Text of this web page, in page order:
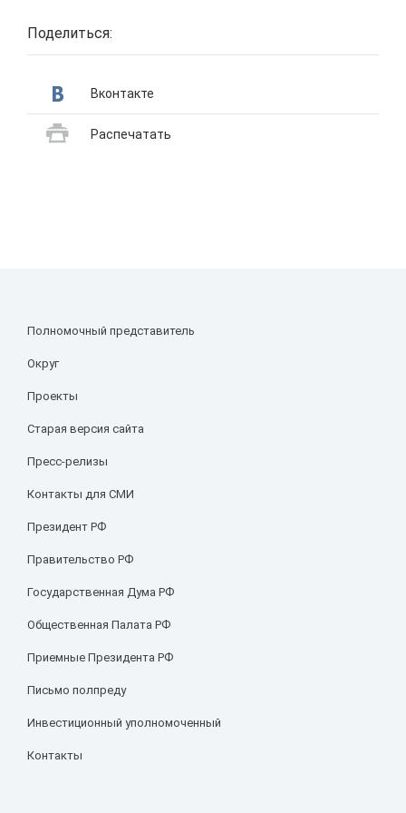
Поделиться:
Вконтакте
Распечатать
Полномочный представитель
Округ
Проекты
Старая версия сайта
Пресс-релизы
Контакты для СМИ
Президент РФ
Правительство РФ
Государственная Дума РФ
Общественная Палата РФ
Приемные Президента РФ
Письмо полпреду
Инвестиционный уполномоченный
Контакты